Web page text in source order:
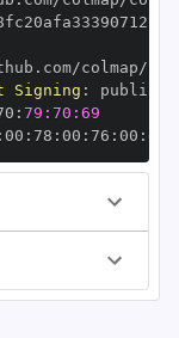
Signing :
: 79:70:69
: 00 : 78 : 00 : 76 : 00 : dd